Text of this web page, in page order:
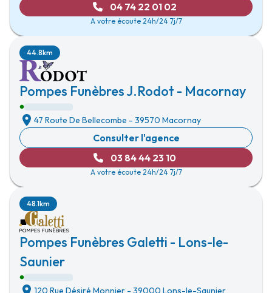
04 74 22 01 02
A votre écoute 24h/24 7j/7
Pompes Funèbres J.Rodot - Macornay
44.8km
47 Route De Bellecombe - 39570 Macornay
Consulter l'agence
03 84 44 23 10
A votre écoute 24h/24 7j/7
Pompes Funèbres Galetti - Lons-le-
Saunier
48.1km
120 Rue Désiré Monnier - 39000 Lons-le-Saunier